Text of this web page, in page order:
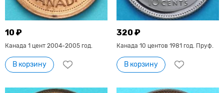
10 ₽
Канада 1 цент 2004-2005 год.
В корзину
320 ₽
Канада 10 центов 1981 год. Пруф.
В корзину